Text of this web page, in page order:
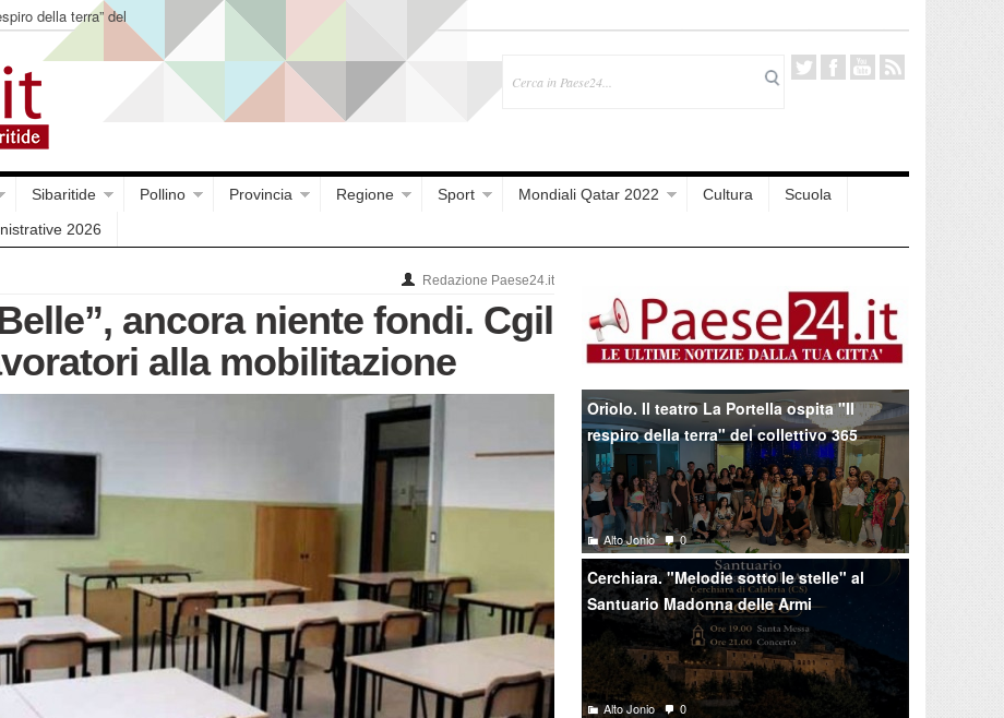
della terra” del
Sibaritide Pollino Provincia Regione Sport Mondiali Qatar 2022 Cultura
Scuola
2026
Redazione Paese24.it
ancora niente fondi. Cgil
alla mobilitazione
Oriolo. Il teatro La Portella ospita "Il
respiro della terra" del collettivo 365
Alto Jonio 0
Cerchiara. "Melodie sotto le stelle" al
Santuario Madonna delle Armi
Alto Jonio 0